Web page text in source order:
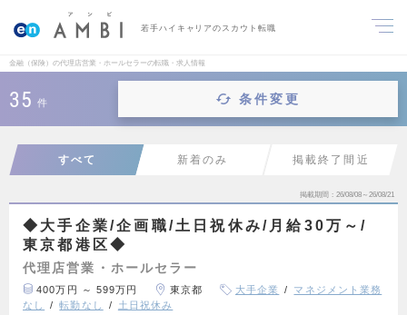
若手ハイキャリアのスカウト転職
金融（保険）の代理店営業・ホールセラーの転職・求人情報
35 件 条件変更
すべて 新着のみ 掲載終了間近
掲載期間 26/08/08～26/08/21
◆大手企業/企画職/土日祝休み/月給30万～/
東京都港区◆
代理店営業・ホールセラー
400万円 ～ 599万円 東京都 大手企業
マネジメント業務
なし
転勤なし 土日祝休み